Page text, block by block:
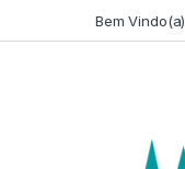
Escape para a navegação
Bem